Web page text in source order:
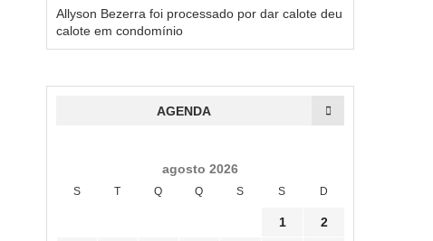
Allyson Bezerra foi processado por dar calote deu
calote em condomínio
AGENDA
agosto 2026
S T Q Q S S D
1 2